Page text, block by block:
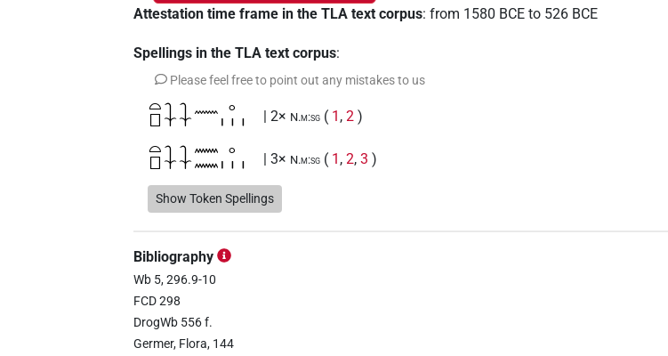
Attestation time frame in the TLA text corpus:from 1580 BCE to 526 BCE
Spellings in the TLA text corpus:
Please feel free to point out any mistakes to us
𓏏𓊪𓇑𓇑𓈖𓈒𓏥 | 2× N.m:sg ( 1 ,2 )
𓏏𓊪𓇑𓇑𓈖𓈖𓈒𓏥 | 3× N.m:sg ( 1 ,2,3 )
𓏏𓊪𓇑𓇑𓈖𓈖𓈒𓏥𓈒𓏥
𓏏𓊪𓈖𓈖𓈒𓏥
𓏏𓊪𓈖𓈖𓈒𓏥𓏪
𓏏𓊪𓈖𓈖𓈒𓏪
Show Token Spellings
Bibliography
Wb 5, 296.9-10
FCD 298
DrogWb 556 f.
Germer, Flora, 144